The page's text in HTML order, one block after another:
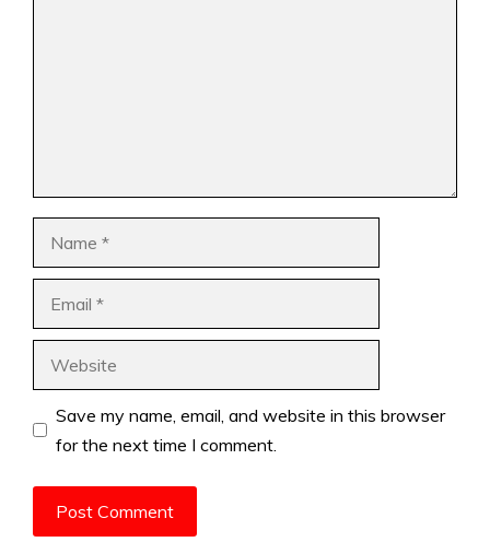
Save my name, email, and website in this browser
for the next time I comment.